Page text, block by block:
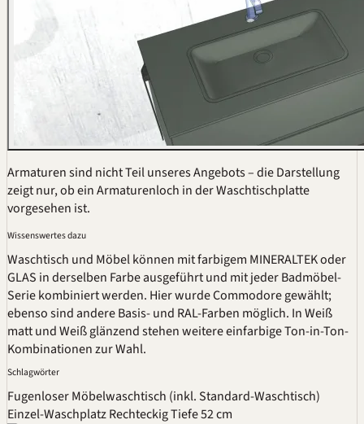
Armaturen sind nicht Teil unseres Angebots – die Darstellung
zeigt nur, ob ein Armaturenloch in der Waschtischplatte
vorgesehen ist.
Wissenswertes dazu
Waschtisch und Möbel können mit farbigem MINERALTEK oder
GLAS in derselben Farbe ausgeführt und mit jeder Badmöbel-
Serie kombiniert werden. Hier wurde Commodore gewählt;
ebenso sind andere Basis- und RAL-Farben möglich. In Weiß
matt und Weiß glänzend stehen weitere einfarbige Ton-in-Ton-
Kombinationen zur Wahl.
Schlagwörter
Fugenloser Möbelwaschtisch (inkl. Standard-Waschtisch)
Einzel-WaschplatzRechteckigTiefe 52 cm